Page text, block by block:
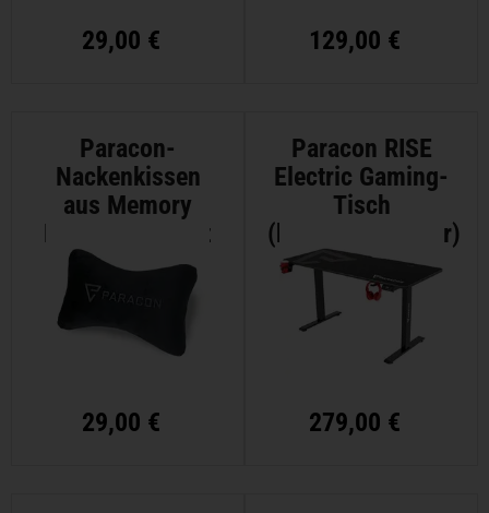
29,00 € 129,00 €
Paracon-
Nackenkissen
aus Memory
Foam - Schwarz
29,00 €
Paracon RISE
Electric Gaming-
Tisch
(höhenverstellbar)
279,00 €